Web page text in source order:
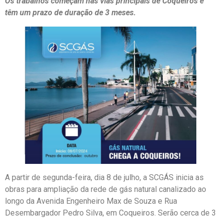
têm um prazo de duração de 3 meses.
A partir de segunda-feira, dia 8 de julho, a SCGÁS inicia as
obras para ampliação da rede de gás natural canalizado ao
longo da Avenida Engenheiro Max de Souza e Rua
Desembargador Pedro Silva, em Coqueiros. Serão cerca de 3